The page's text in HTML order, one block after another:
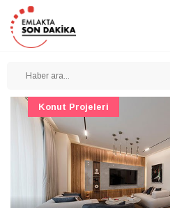
Konut Projeleri